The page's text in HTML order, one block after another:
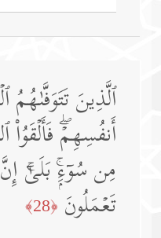
ٱلَّذِینَ تَتَوَفَّىٰهُمُ
أَنفُسِهِمۡۖ
مِن سُوۤءِۭۚ بَلَىٰۤۚ إِنَّ
تَعۡمَلُونَ ﴿28﴾